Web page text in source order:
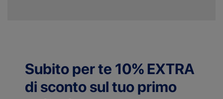
Subito per te 10% EXTRA
di sconto sul tuo primo